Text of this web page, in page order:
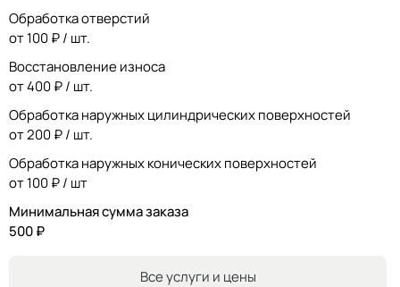
Обработка отверстий
от 100 ₽ / шт.
Восстановление износа
от 400 ₽ / шт.
Обработка наружных цилиндрических поверхностей
от 200 ₽ / шт.
Обработка наружных конических поверхностей
от 100 ₽ / шт
Минимальная сумма заказа
500 ₽
Все услуги и цены